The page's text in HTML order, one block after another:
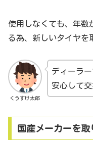
使用しなくても、年数
る為、新しいタイヤを
くうすけ太郎
ディーラー
安心して交
国産メーカーを取